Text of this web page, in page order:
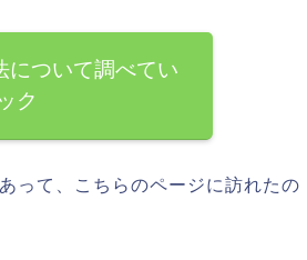
について調べてい
ク
って、こちらのページに訪れたの